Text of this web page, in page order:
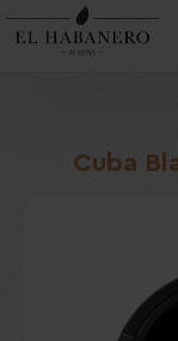
Cuba